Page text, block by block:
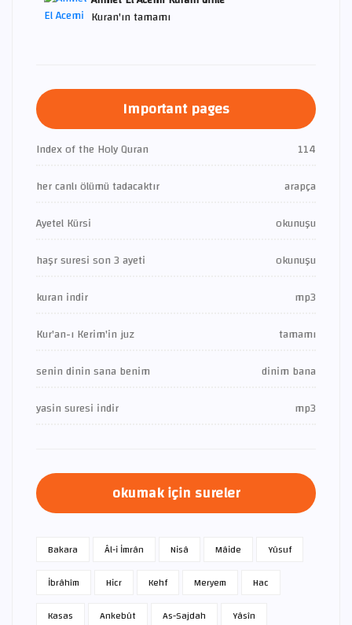
Kuran'ın tamamı
Important pages
Index of the Holy Quran
114
her canlı ölümü tadacaktır
arapça
Ayetel Kürsi
okunuşu
haşr suresi son 3 ayeti
okunuşu
kuran indir
mp3
Kur'an-ı Kerim'in juz
tamamı
senin dinin sana benim
dinim bana
yasin suresi indir
mp3
okumak için sureler
Bakara Âl-i İmrân Nisâ Mâide
Yûsuf
İbrâhîm
Hicr Kehf Meryem
Hac
Kasas
Ankebût As-Sajdah
Yâsîn